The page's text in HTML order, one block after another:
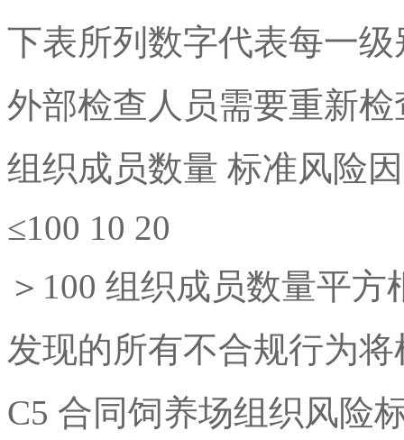
下表所列数字代表每一
外部检查人员需要重新
组织成员数量 标准风险
≤100 10 20
＞100 组织成员数量平
发现的所有不合规行为
C5 合同饲养场组织风险